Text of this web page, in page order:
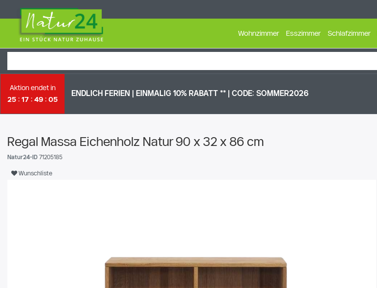
Wohnzimmer Esszimmer Schlafzimmer
Aktion endet in
25
17 49 04
ENDLICH FERIEN | EI NMALIG 10% RABATT ** | CODE: SOMMER2026
Regal Massa Eichenholz Natur 90 x 32 x 86 cm
Natur24-ID 71205185
Wunschliste